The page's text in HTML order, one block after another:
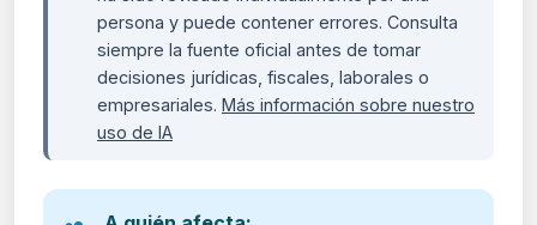
persona y puede contener errores. Consulta
siempre la fuente oficial antes de tomar
decisiones jurídicas, fiscales, laborales o
empresariales. Más información sobre nuestro
uso de IA